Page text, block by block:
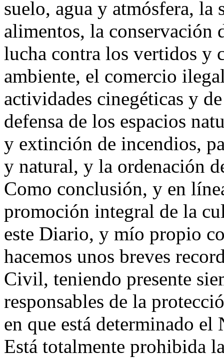
suelo, agua y atmósfera, la
alimentos, la conservación
lucha contra los vertidos y
ambiente, el comercio
actividades cinegéticas y
defensa de los espacios
y extinción de incendios,
y natural, y la ordenación
Como conclusión, y en
promoción integral de la
este Diario, y mío propio
hacemos unos breves
Civil, teniendo presente
responsables de la
en que está determinado
Está totalmente prohibida